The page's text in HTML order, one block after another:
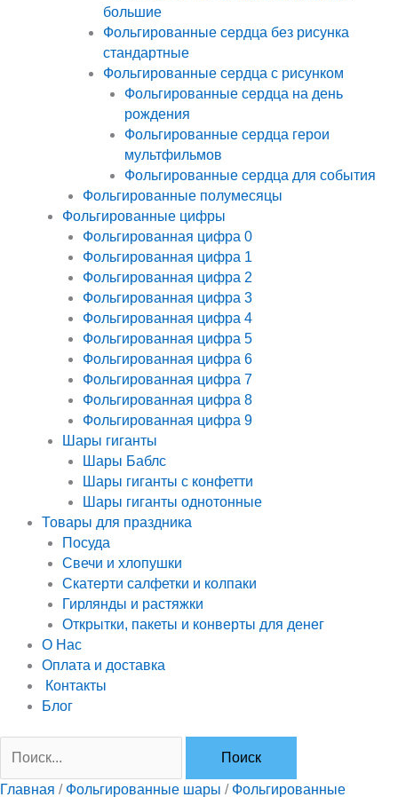
большие
Фольгированные сердца без рисунка
стандартные
Фольгированные сердца с рисунком
Фольгированные сердца на день
рождения
Фольгированные сердца герои
мультфильмов
Фольгированные сердца для события
Фольгированные полумесяцы
Фольгированные цифры
Фольгированная цифра 0
Фольгированная цифра 1
Фольгированная цифра 2
Фольгированная цифра 3
Фольгированная цифра 4
Фольгированная цифра 5
Фольгированная цифра 6
Фольгированная цифра 7
Фольгированная цифра 8
Фольгированная цифра 9
Шары гиганты
Шары Баблс
Шары гиганты с конфетти
Шары гиганты однотонные
Товары для праздника
Посуда
Свечи и хлопушки
Скатерти салфетки и колпаки
Гирлянды и растяжки
Открытки, пакеты и конверты для денег
О Нас
Оплата и доставка
Контакты
Блог
Главная / Фольгированные шары / Фольгированные